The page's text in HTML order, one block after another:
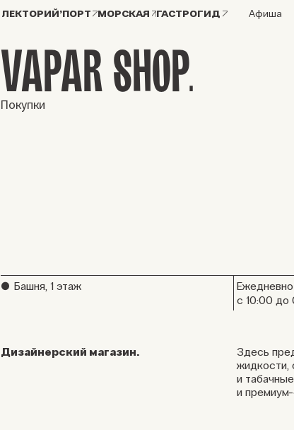
ЛЕКТОРИЙ’ПОРТ МОРСКАЯ ГАСТРОГИД Афиша
VAPAR SHOP.
Покупки
● Башня, 1 этаж
Ежедневно
с 10:00 до
Дизайнерский магазин.
Здесь
жидкости,
и
и